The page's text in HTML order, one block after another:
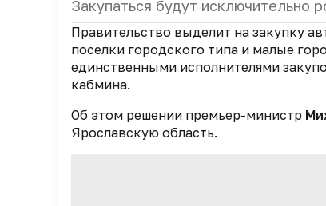
Закупаться будут исключительно
Правительство выделит на закупку
поселки городского типа и малые
единственными исполнителями
кабмина.
Об этом решении премьер-министр
Ярославскую область.